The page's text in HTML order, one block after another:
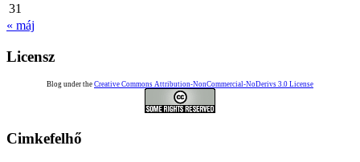
31
« máj
Licensz
Blog under the Creative Commons Attribution-NonCommercial-NoDerivs 3.0 License
Cimkefelhő